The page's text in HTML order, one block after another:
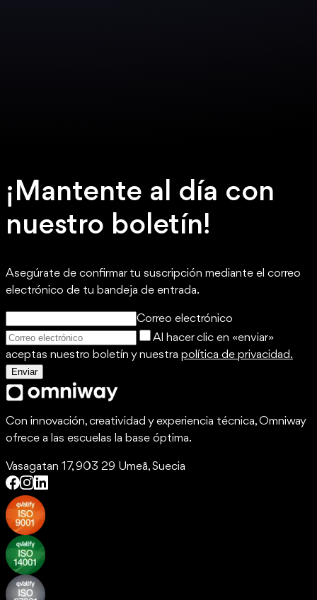
¡Mantente al día con
nuestro boletín!
Asegúrate de confirmar tu suscripción mediante el correo
electrónico de tu bandeja de entrada.
Correo electrónico
Al hacer clic en «enviar»
aceptas nuestro boletín y nuestra política de privacidad.
Enviar
Con innovación, creatividad y experiencia técnica, Omniway
ofrece a las escuelas la base óptima.
Vasagatan 17, 903 29 Umeå, Suecia